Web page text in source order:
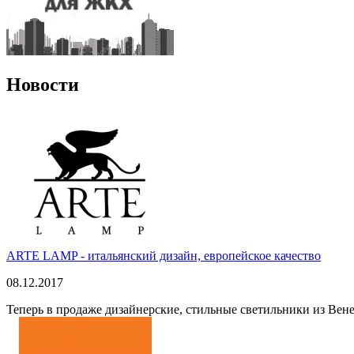
Новости
ARTE LAMP - итальянский дизайн, европейское качество
08.12.2017
Теперь в продаже дизайнерские, стильные светильники из